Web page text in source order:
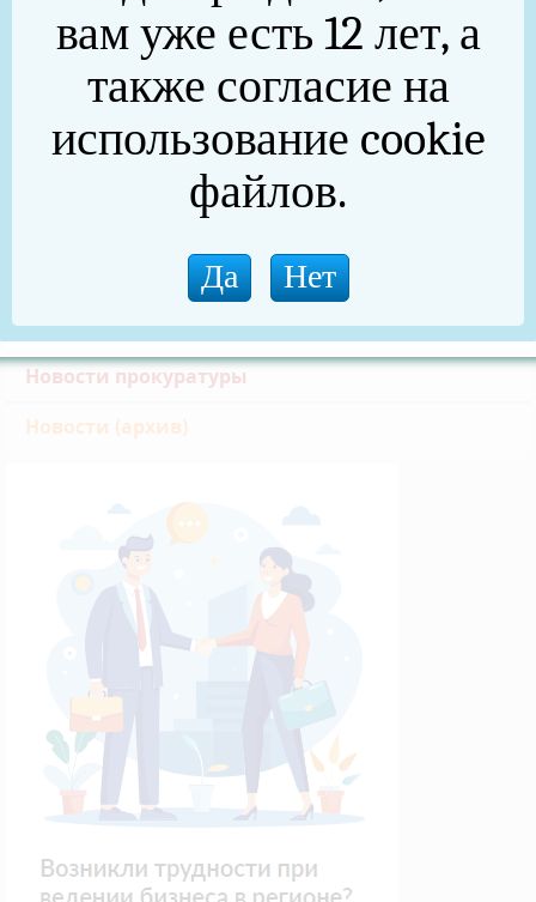
Формирование комфортной городской среды
Златоустовская транспортная прокуратура
Реальные дела (архив)
Национальные проекты
75 лет Победы в Великой Отечественной войне
(архив)
Новости прокуратуры
Новости (архив)
вам уже есть 12 лет, а
также согласие на
использование cookie
файлов.